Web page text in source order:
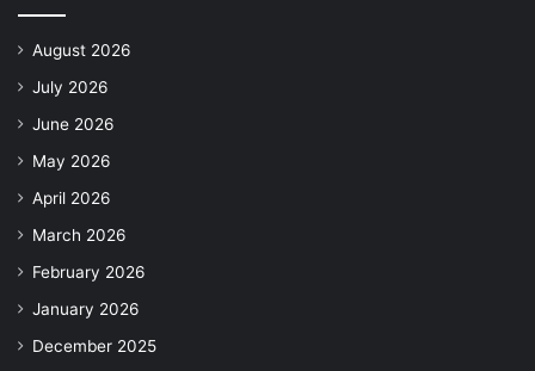
August 2026
July 2026
June 2026
May 2026
April 2026
March 2026
February 2026
January 2026
December 2025